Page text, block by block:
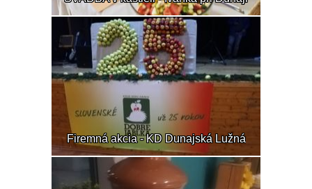
Firemná akcia - KD Dunajská Lužná